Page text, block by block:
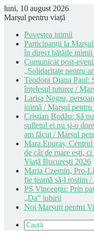
luni, 10 august 2026
Marșul pentru viață
Povestea inimii
Participanții la
în direct bătăile
Comunicat post-
„Solidaritate pentru
Teodora Diana Paul:
înțelesul tuturor /
Larisa Negru,
inimă / Marșul
Cristian Budău: Să
sufletul ei nu și-o
am făcut / Marșul
Mara Epuraș,
de cât de mare ești,
Viață București 2026
Maria Czernin, Pro-
fie teamă să-l rostim
PS Vincențiu: Prin
„Da” iubirii
Noi Marșuri pentru